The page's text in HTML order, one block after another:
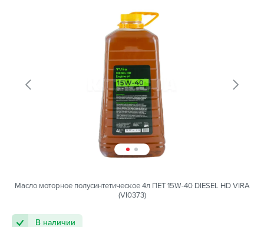
Масло моторное полусинтетическое 4л ПЕТ 15W-40 DIESEL HD VIRA
(VI0373)
В наличии